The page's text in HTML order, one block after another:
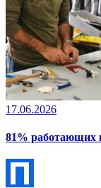
17.06.2026
81% работающих